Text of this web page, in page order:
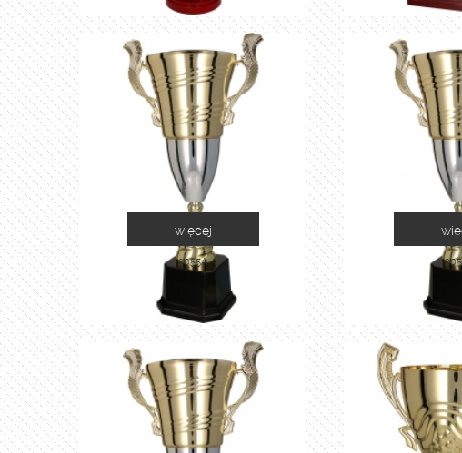
2055A
więcej